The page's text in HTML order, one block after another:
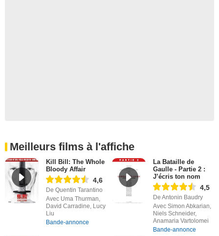
Meilleurs films à l'affiche
Kill Bill: The Whole
Bloody Affair
4,6
De Quentin Tarantino
Avec Uma Thurman,
David Carradine, Lucy
Liu
Bande-annonce
La Bataille de
Gaulle - Partie 2 :
J’écris ton nom
4,5
De Antonin Baudry
Avec Simon Abkarian,
Niels Schneider,
Anamaria Vartolomei
Bande-annonce